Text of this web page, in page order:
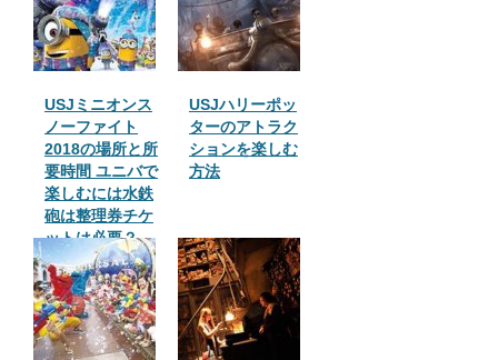
USJミニオンス
ノーファイト
2018の場所と所
要時間 ユニバで
楽しむには水鉄
砲は整理券チケ
ットは必要？
USJハリーポッ
ターのアトラク
ションを楽しむ
方法